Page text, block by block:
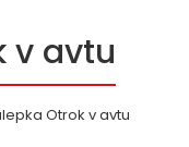
v avtu
Otrok v avtu